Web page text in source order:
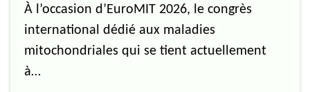
À l’occasion d’EuroMIT 2026, le congrès
international dédié aux maladies
mitochondriales qui se tient actuellement
à…